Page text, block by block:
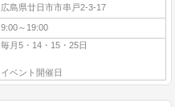
広島県廿日市市串戸2-3-17
9:00～19:00
毎月5・14・15・25日
イベント開催日